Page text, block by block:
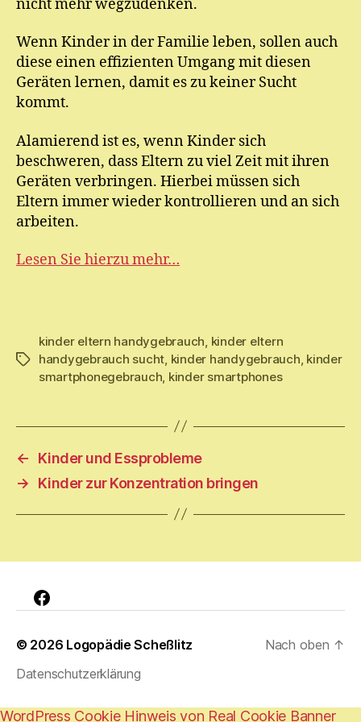
nicht mehr wegzudenken.
Wenn Kinder in der Familie leben, sollen auch
diese einen effizienten Umgang mit diesen
Geräten lernen, damit es zu keiner Sucht
kommt.
Alamierend ist es, wenn Kinder sich
beschweren, dass Eltern zu viel Zeit mit ihren
Geräten verbringen. Hierbei müssen sich
Eltern immer wieder kontrollieren und an sich
arbeiten.
Lesen Sie hierzu mehr…
Schlagwörter
kinder eltern handygebrauch kinder eltern
handygebrauch sucht kinder handygebrauch kinder
smartphonegebrauch kinder smartphones
←
Kinder und Essprobleme
→
Kinder zur Konzentration bringen
Facebook
© 2026 Logopädie Scheßlitz
Datenschutzerklärung
Nach oben ↑
WordPress Cookie Hinweis von Real Cookie Banner